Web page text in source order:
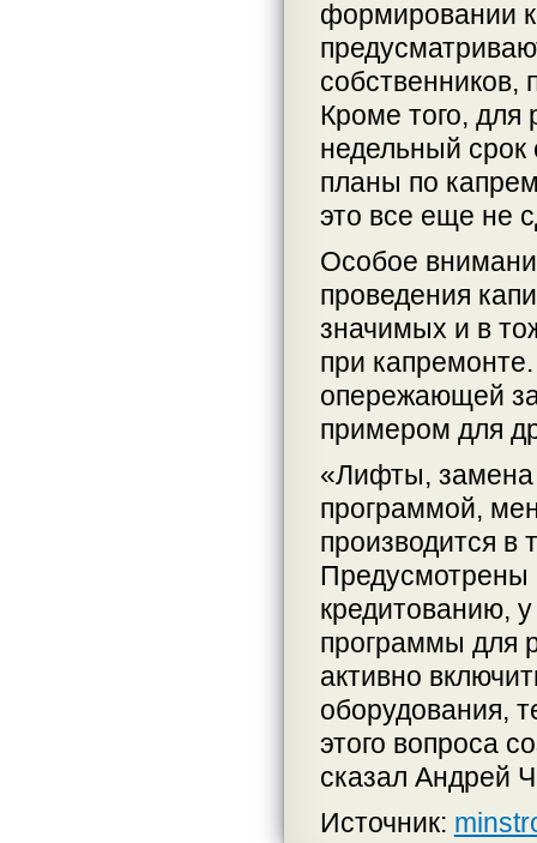
формировании
собственников,
Кроме того, для
недельный срок
планы по
это все еще не
Особое
проведения
значимых и в
при
опережающей
примером для
«Лифты, замена
программой,
производится
Предусмотрены
кредитованию,
программы для
активно
оборудования,
этого вопроса
сказал Андрей
Источник: